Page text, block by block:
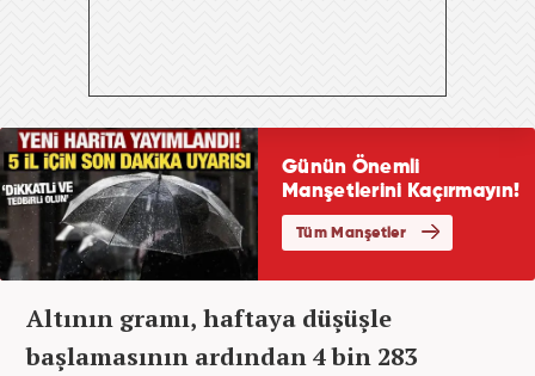
Altının gramı, haftaya düşüşle
başlamasının ardından 4 bin 283